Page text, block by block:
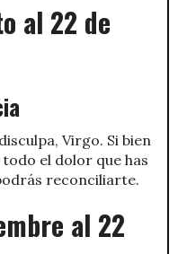
al 22 de
Virgo. Si bien
el dolor que has
reconciliarte.
al 22